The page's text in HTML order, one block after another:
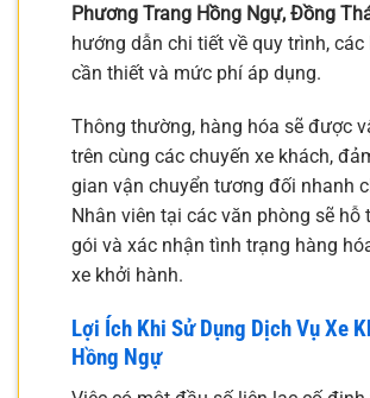
Phương Trang Hồng Ngự, Đồng
hướng dẫn chi tiết về quy trình,
cần thiết và mức phí áp dụng.
Thông thường, hàng hóa sẽ được
trên cùng các chuyến xe khách,
gian vận chuyển tương đối nhanh
Nhân viên tại các văn phòng sẽ hỗ
gói và xác nhận tình trạng hàng
xe khởi hành.
Lợi Ích Khi Sử Dụng Dịch Vụ Xe
Hồng Ngự